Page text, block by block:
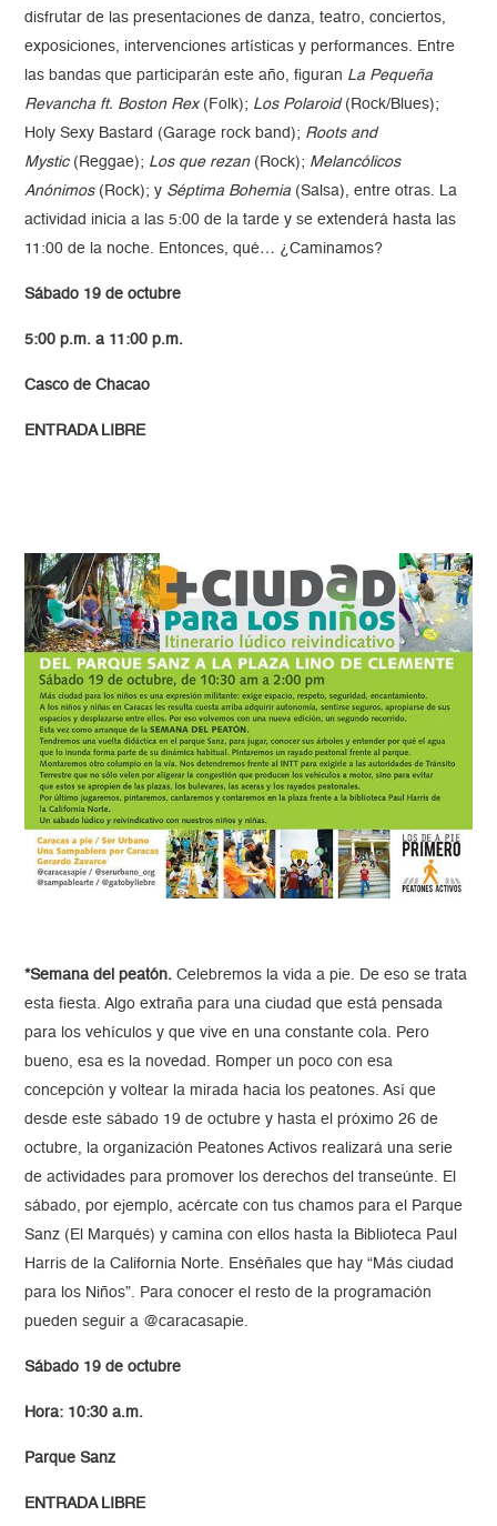
disfrutar de las presentaciones de danza, teatro, conciertos,
exposiciones, intervenciones artísticas y performances. Entre
las bandas que participarán este año, figuran La Pequeña
Revancha ft. Boston Rex(Folk); Los Polaroid(Rock/Blues);
Holy Sexy Bastard (Garage rock band); Roots and
Mystic(Reggae); Los que rezan(Rock); Melancólicos
Anónimos(Rock); y Séptima Bohemia (Salsa), entre otras. La
actividad inicia a las 5:00 de la tarde y se extenderá hasta las
11:00 de la noche. Entonces, qué… ¿Caminamos?
Sábado 19 de octubre
5:00 p.m. a 11:00 p.m.
Casco de Chacao
ENTRADA LIBRE
*Semana del peatón. Celebremos la vida a pie. De eso se trata
esta fiesta. Algo extraña para una ciudad que está pensada
para los vehículos y que vive en una constante cola. Pero
bueno, esa es la novedad. Romper un poco con esa
concepción y voltear la mirada hacia los peatones. Así que
desde este sábado 19 de octubre y hasta el próximo 26 de
octubre, la organización Peatones Activos realizará una serie
de actividades para promover los derechos del transeúnte. El
sábado, por ejemplo, acércate con tus chamos para el Parque
Sanz (El Marqués) y camina con ellos hasta la Biblioteca Paul
Harris de la California Norte. Enséñales que hay “Más ciudad
para los Niños”. Para conocer el resto de la programación
pueden seguir a @caracasapie.
Sábado 19 de octubre
Hora: 10:30 a.m.
Parque Sanz
ENTRADA LIBRE